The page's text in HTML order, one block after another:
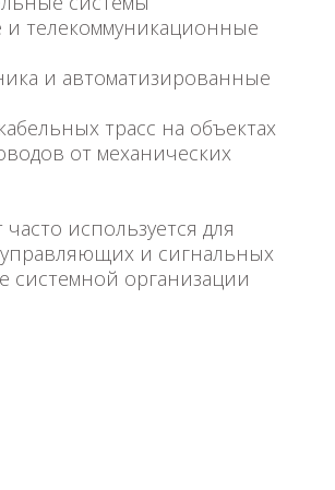
телекоммуникационные
и автоматизированные
трасс на объектах
от механических
используется для
и сигнальных
системной организации